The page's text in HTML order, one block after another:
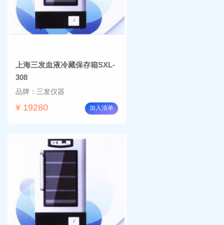
上海三发血液冷藏保存箱SXL-
308
品牌：三发仪器
¥ 19280 加入清单